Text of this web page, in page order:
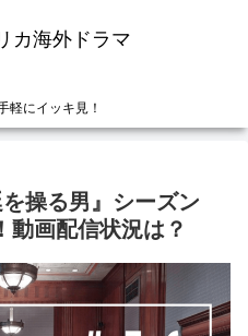
カ海外ドラマ
軽にイッキ見！
操る男』シーズン
動画配信状況は？